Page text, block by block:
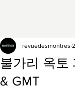
불가리 옥토
& GMT
revuedesmontres